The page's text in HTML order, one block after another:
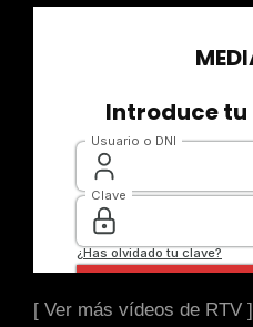
[ Ver más vídeos de RTV ]